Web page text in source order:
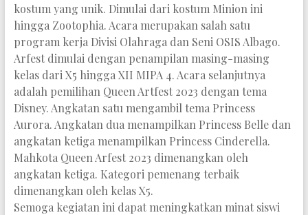
kostum yang unik. Dimulai dari kostum Minion ini
hingga Zootophia. Acara merupakan salah satu
program kerja Divisi Olahraga dan Seni OSIS Albago.
Arfest dimulai dengan penampilan masing-masing
kelas dari X5 hingga XII MIPA 4. Acara selanjutnya
adalah pemilihan Queen Artfest 2023 dengan tema
Disney. Angkatan satu mengambil tema Princess
Aurora. Angkatan dua menampilkan Princess Belle dan
angkatan ketiga menampilkan Princess Cinderella.
Mahkota Queen Arfest 2023 dimenangkan oleh
angkatan ketiga. Kategori pemenang terbaik
dimenangkan oleh kelas X5.
Semoga kegiatan ini dapat meningkatkan minat siswi